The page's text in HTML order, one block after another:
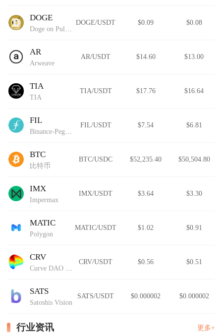
DOGE DOGE/USDT $0.09 $0.08
AR
Arweave
AR/USDT $14.60 $13.00
TIA
TIA
TIA/USDT $17.76 $16.64
FIL FIL/USDT $7.54 $6.81
BTC
比特币
BTC/USDC $52,235.40 $50,504.80
IMX
Impermax
IMX/USDT $3.64 $3.30
MATIC
Polygon
MATIC/USDT $1.02 $0.91
CRV CRV/USDT $0.56 $0.51
SATS
Satoshis Vision
SATS/USDT $0.000002 $0.000002
行业资讯 更多+